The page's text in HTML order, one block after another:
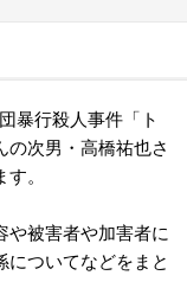
暴行殺人事件「 ト
の次男・高橋祐也さ
。
や被害者や加害者に
についてなどをまと